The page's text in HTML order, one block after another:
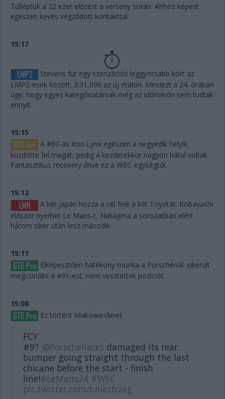
Túlléptük a 22 ezer előzést a verseny során. Ahhoz képest
egészen kevés végződött kontakttal.
15:17
Stevens fut egy szenzációs leggyorsabb kört az
LMP2-esek között: 3:31,096 az új etalon. Mindezt a 24. órában
úgy, hogy egyes kategóriatársak még az időmérőn sem tudtak
ennyit.
15:15
A #60-as Iron Lynx egészen a negyedik helyik
küzdötte fel magát, pedig a kezdetekkor nagyon hátul voltak.
Fantasztikus recovery drive ez a WEC-egységtől.
15:12
A két japán hozza a cél felé a két Toyotát: Kobayashi
először nyerhet Le Mans-t, Nakajima a sorozatban elért
három siker után lesz második.
15:11
Elképesztően hatékony munka a Porschénál: sikerült
megcsinálni a #91-est, nem vesztettek pozíciót.
15:08
Ez történt Makowieckivel:
FCY
#91 @PorscheRaces damaged its rear
bumper going straight through the last
chicane before the start - finish
line!#LeMans24 #WEC
pic.twitter.com/bnietfrzeg